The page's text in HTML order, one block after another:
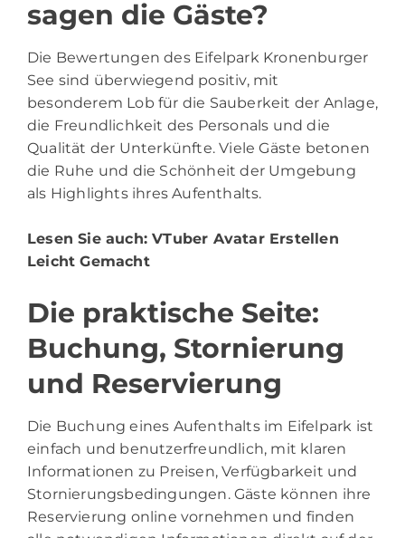
sagen die Gäste?
Die Bewertungen des Eifelpark Kronenburger
See sind überwiegend positiv, mit
besonderem Lob für die Sauberkeit der Anlage,
die Freundlichkeit des Personals und die
Qualität der Unterkünfte. Viele Gäste betonen
die Ruhe und die Schönheit der Umgebung
als Highlights ihres Aufenthalts.
Lesen Sie auch:VTuber Avatar Erstellen
Leicht Gemacht
Die praktische Seite:
Buchung, Stornierung
und Reservierung
Die Buchung eines Aufenthalts im Eifelpark ist
einfach und benutzerfreundlich, mit klaren
Informationen zu Preisen, Verfügbarkeit und
Stornierungsbedingungen. Gäste können ihre
Reservierung online vornehmen und finden